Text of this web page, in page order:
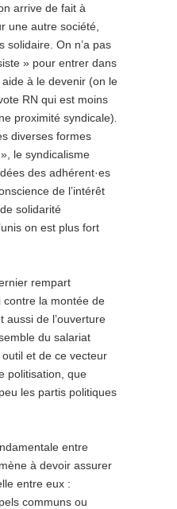
arrive de fait à
une autre société,
solidaire. On n’a pas
» pour entrer dans
à le devenir (on le
RN qui est moins
proximité syndicale)
diverses formes
le syndicalisme
des adhérent·es
de l’intérêt
solidarité
on est plus fort
rempart
contre la montée de
aussi de l’ouverture
du salariat
et de ce vecteur
politisation, que
les partis politiques
entre
à devoir assurer
entre eux :
communs ou